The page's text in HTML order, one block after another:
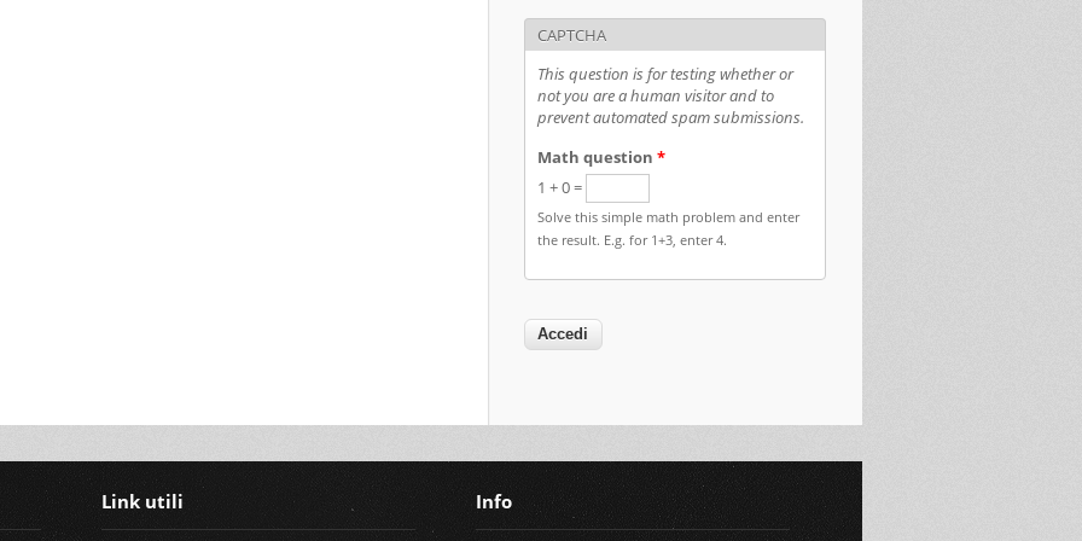
CAPTCHA
This question is for testing whether or
not you are a human visitor and to
prevent automated spam submissions.
Math question *
1 + 0 =
Solve this simple math problem and enter
the result. E.g. for 1+3, enter 4.
Link utili Info